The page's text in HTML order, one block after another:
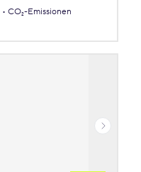
CO₂-Emissionen